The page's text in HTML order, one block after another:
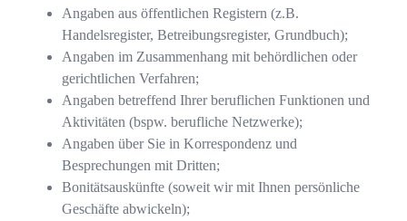
Angaben aus öffentlichen Registern (z.B.
Handelsregister, Betreibungsregister, Grundbuch);
Angaben im Zusammenhang mit behördlichen oder
gerichtlichen Verfahren;
Angaben betreffend Ihrer beruflichen Funktionen und
Aktivitäten (bspw. berufliche Netzwerke);
Angaben über Sie in Korrespondenz und
Besprechungen mit Dritten;
Bonitätsauskünfte (soweit wir mit Ihnen persönliche
Geschäfte abwickeln);